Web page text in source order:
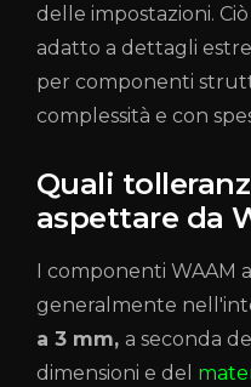
delle impostazioni.
adatto a dettagli
per componenti
complessità e con
Quali
aspettare da
I componenti WAAM
generalmente
a 3 mm, a seconda
dimensioni e del